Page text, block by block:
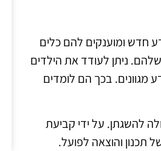
חדש ומוענקים להם כלים
ניתן לעודד את הילדים
מגוונים. בכך הם לומדים
להשגתן. על ידי קביעת
תכנון והוצאה לפועל.